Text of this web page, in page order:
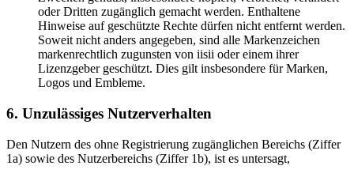
oder Dritten zugänglich gemacht werden. Enthaltene
Hinweise auf geschützte Rechte dürfen nicht entfernt werden.
Soweit nicht anders angegeben, sind alle Markenzeichen
markenrechtlich zugunsten von iisii oder einem ihrer
Lizenzgeber geschützt. Dies gilt insbesondere für Marken,
Logos und Embleme.
6. Unzulässiges Nutzerverhalten
Den Nutzern des ohne Registrierung zugänglichen Bereichs (Ziffer
1a) sowie des Nutzerbereichs (Ziffer 1b), ist es untersagt,